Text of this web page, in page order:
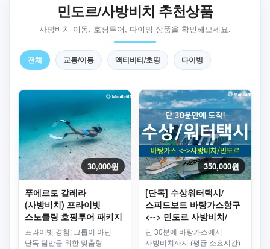
민도르/사방비치 추천상품
사방비치 이동, 호핑투어, 다이빙 상품을 확인해보세요.
전체 교통/이동 액티비티/호핑 다이빙
30,000원
푸에르토 갈레라
(사방비치) 프라이빗
스노클링 호핑투어 패키지
프라이빗 경험: 그룹이 아닌
단독 팀만을 위한 맞춤형
350,000원
[단독] 수상워터택시/
스피드보트 바탕가스항구
<--> 민도르 사방비치/
푸에르토갈레라
단 30분에 바탕가스에서
사방비치까지 (평균 소요시간)